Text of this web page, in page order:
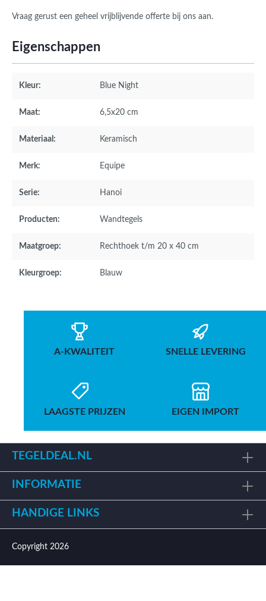
Vraag gerust een geheel vrijblijvende offerte bij ons aan.
Eigenschappen
Kleur: Blue Night
Maat: 6,5x20 cm
Materiaal: Keramisch
Merk: Equipe
Serie: Hanoi
Producten: Wandtegels
Maatgroep: Rechthoek t/m 20 x 40 cm
Kleurgroep: Blauw
A-KWALITEIT SNELLE LEVERING
LAAGSTE PRIJZEN EIGEN IMPORT
TEGELDEAL.NL
INFORMATIE
HANDIGE LINKS
Copyright 2026